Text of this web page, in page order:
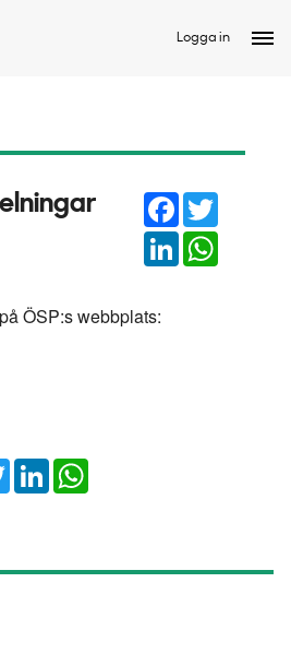
Logga in
Facebook
Twitter
LinkedIn
ÖSP:s webbplats:
TwitterLinkedIn